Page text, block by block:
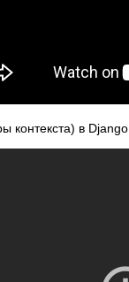
контекста) в Django.